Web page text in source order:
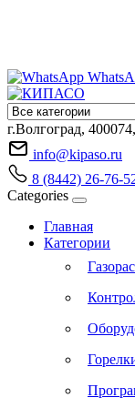
г.Волгоград,
info@kipaso.ru
8 (8442) 26-76-
Categories
Главная
Категории